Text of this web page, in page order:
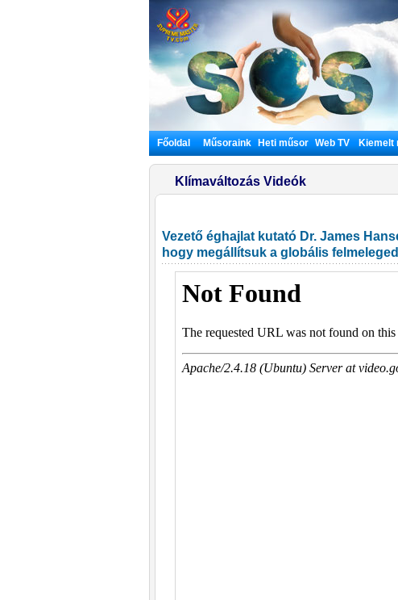
Főoldal Műsoraink Heti műsor Web TV Kiemelt
Klímaváltozás Videók
Vezető éghajlat kutató Dr. James
hogy megállítsuk a globális